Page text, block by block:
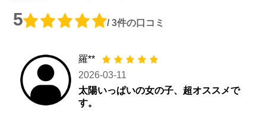
5 / 3件の口コミ
羅**
2026-03-11
太陽いっぱいの女の子、超オススメで
す。